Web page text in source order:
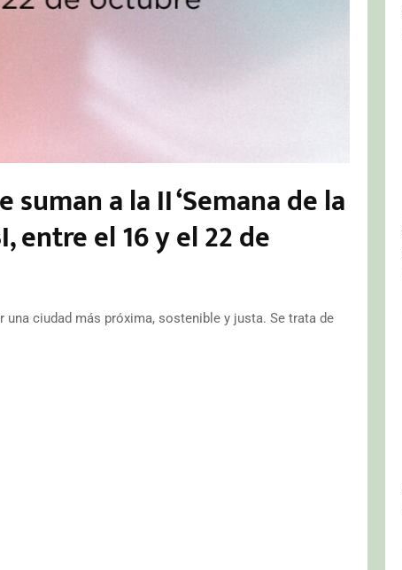
a la II ‘Semana de la
entre el 16 y el 22 de
una ciudad más próxima, sostenible y justa. Se trata de